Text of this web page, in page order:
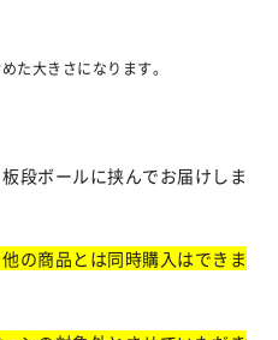
た大きさになります。
段ボールに挟んでお届けしま
の商品とは同時購入はできま